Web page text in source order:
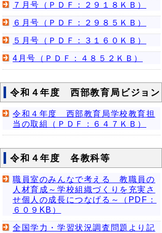
７月号（ＰＤＦ：２９１８ＫＢ）
６月号（ＰＤＦ：２９８５ＫＢ）
５月号（ＰＤＦ：３１６０ＫＢ）
4月号（ＰＤＦ：４８５２ＫＢ）
令和４年度 西部教育局ビジョン
令和４年度 西部教育局学校教育担
当の取組（ＰＤＦ：６４７ＫＢ）
令和４年度 各教科等
職員室のみんなで考える 教職員の
人材育成～学校組織づくりを充実さ
せ個人の成長につなげる～（PDF：
６０９KB）
全国学力・学習状況調査問題より記